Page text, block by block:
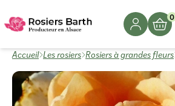
0
Accueil Les rosiers Rosiers à grandes fleurs